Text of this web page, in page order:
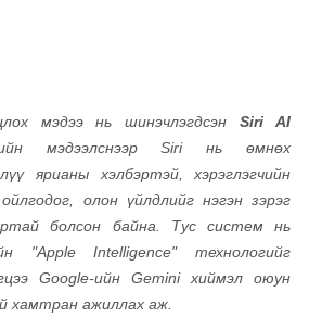
мэдээ нь шинэчлэгдсэнSiri AI
ийн мэдээлснээр Siri нь өмнөх
ярианы хэлбэртэй, хэрэглэгчийн
олон үйлдлийг нэгэн зэрэг
болсон байна. Тус систем нь
"Apple Intelligence" технологийг
Google-ийн Gemini хиймэл оюун
хамтран ажиллах аж.